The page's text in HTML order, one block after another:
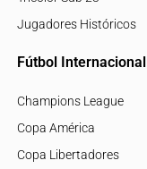
Jugadores Históricos
Fútbol Internacional
Champions League
Copa América
Copa Libertadores